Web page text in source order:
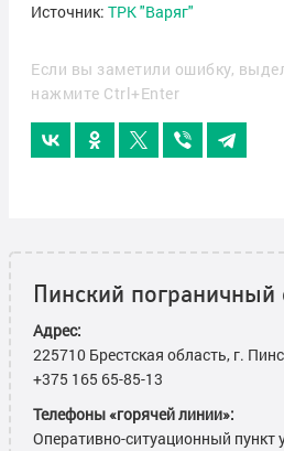
Источник: ТРК "Варяг"
Если вы заметили ошибку,
нажмите Ctrl+Enter
Пинский пограничный
Адрес:
225710 Брестская область, г.
+375 165 65-85-13
Телефоны «горячей линии»:
Оперативно-ситуационный пункт